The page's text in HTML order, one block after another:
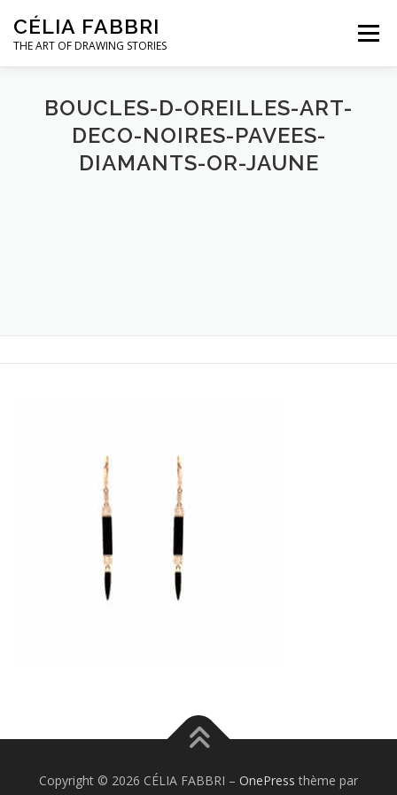
contenu
CÉLIA FABBRI
THE ART OF DRAWING STORIES
Menu
PROJETS POUR LA JOAILLERIE
MODÈLE MAINS OEUVRES D’ART
BOUCLES-D-OREILLES-ART-
DECO-NOIRES-PAVEES-
DIAMANTS-OR-JAUNE
Copyright © 2026 CÉLIA FABBRI – OnePress thème par